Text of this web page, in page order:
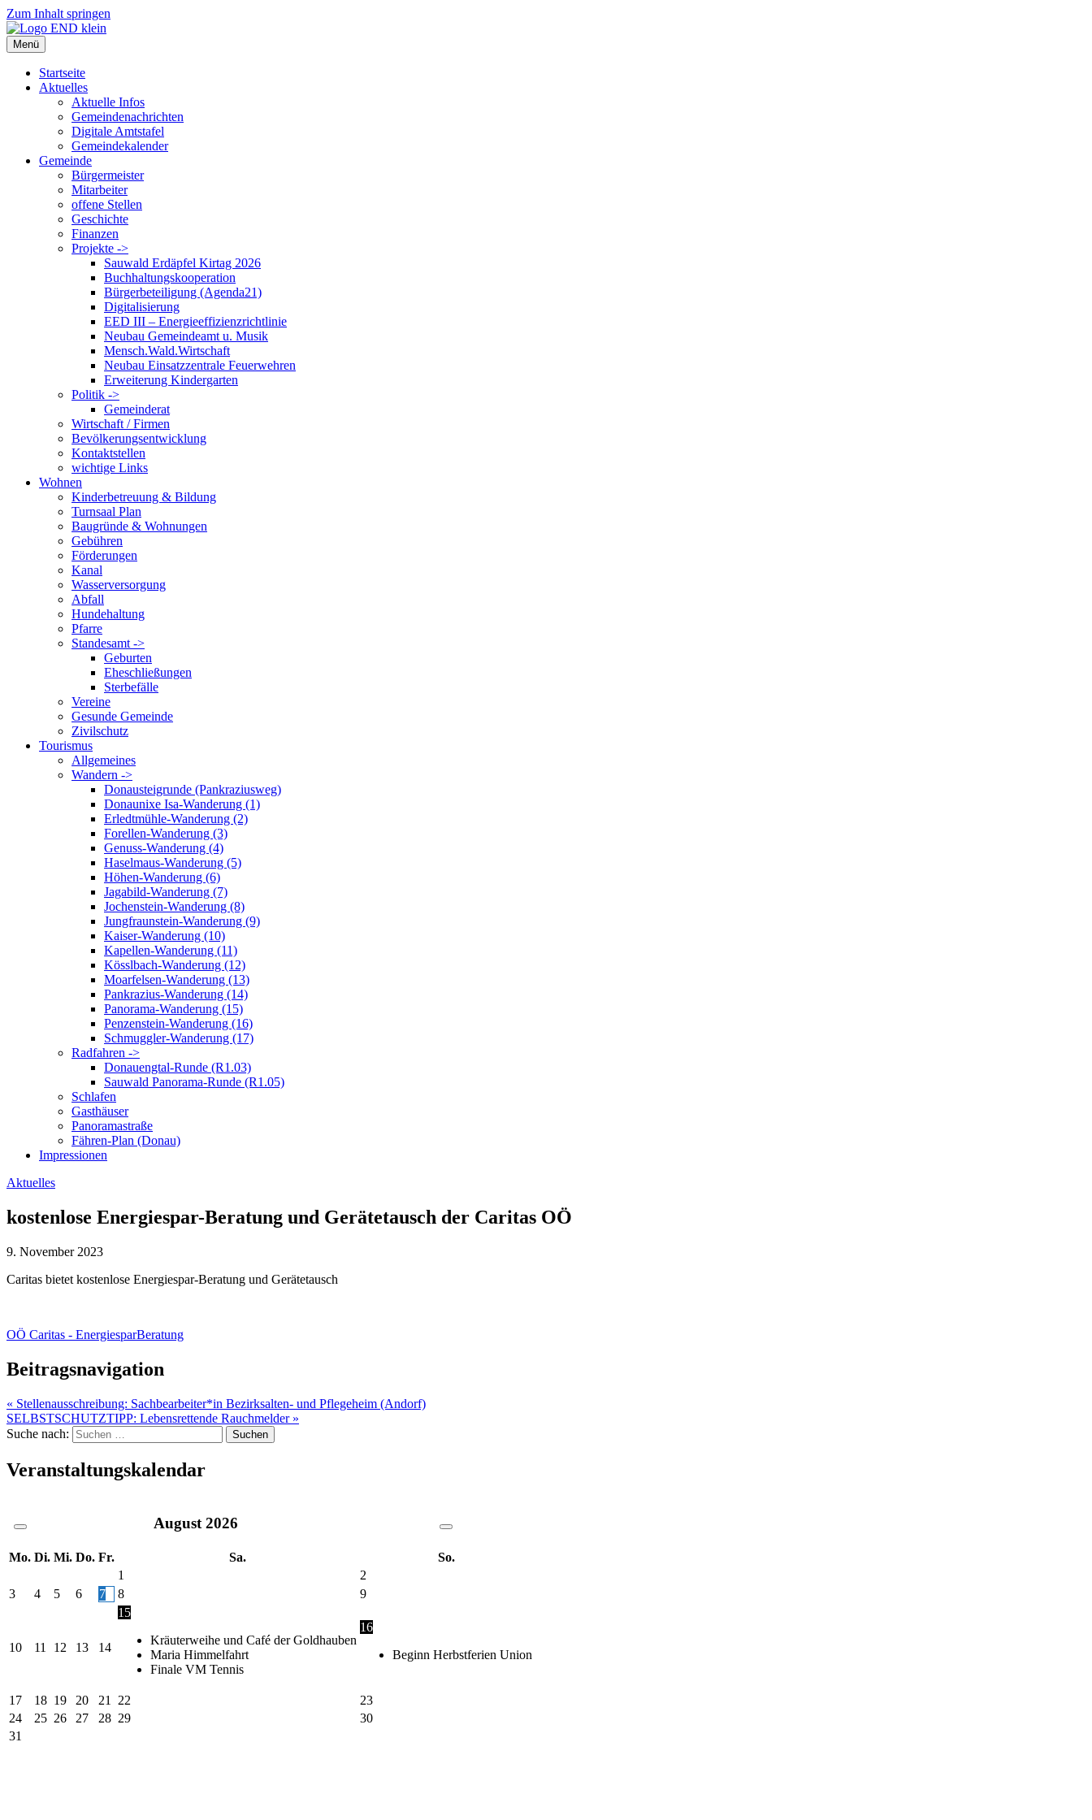
Zum Inhalt springen
Menü
Startseite
Aktuelles
Aktuelle Infos
Gemeindenachrichten
Digitale Amtstafel
Gemeindekalender
Gemeinde
Bürgermeister
Mitarbeiter
offene Stellen
Geschichte
Finanzen
Projekte ->
Sauwald Erdäpfel Kirtag 2026
Buchhaltungskooperation
Bürgerbeteiligung (Agenda21)
Digitalisierung
EED III – Energieeffizienzrichtlinie
Neubau Gemeindeamt u. Musik
Mensch.Wald.Wirtschaft
Neubau Einsatzzentrale Feuerwehren
Erweiterung Kindergarten
Politik ->
Gemeinderat
Wirtschaft / Firmen
Bevölkerungsentwicklung
Kontaktstellen
wichtige Links
Wohnen
Kinderbetreuung & Bildung
Turnsaal Plan
Baugründe & Wohnungen
Gebühren
Förderungen
Kanal
Wasserversorgung
Abfall
Hundehaltung
Pfarre
Standesamt ->
Geburten
Eheschließungen
Sterbefälle
Vereine
Gesunde Gemeinde
Zivilschutz
Tourismus
Allgemeines
Wandern ->
Donausteigrunde (Pankraziusweg)
Donaunixe Isa-Wanderung (1)
Erledtmühle-Wanderung (2)
Forellen-Wanderung (3)
Genuss-Wanderung (4)
Haselmaus-Wanderung (5)
Höhen-Wanderung (6)
Jagabild-Wanderung (7)
Jochenstein-Wanderung (8)
Jungfraunstein-Wanderung (9)
Kaiser-Wanderung (10)
Kapellen-Wanderung (11)
Kösslbach-Wanderung (12)
Moarfelsen-Wanderung (13)
Pankrazius-Wanderung (14)
Panorama-Wanderung (15)
Penzenstein-Wanderung (16)
Schmuggler-Wanderung (17)
Radfahren ->
Donauengtal-Runde (R1.03)
Sauwald Panorama-Runde (R1.05)
Schlafen
Gasthäuser
Panoramastraße
Fähren-Plan (Donau)
Impressionen
Aktuelles
kostenlose Energiespar-Beratung und Gerätetausch der Caritas OÖ
9. November 2023
Caritas bietet kostenlose Energiespar-Beratung und Gerätetausch
OÖ Caritas - EnergiesparBeratung
Beitragsnavigation
« Stellenausschreibung: Sachbearbeiter*in Bezirksalten- und Pflegeheim (Andorf)
SELBSTSCHUTZTIPP: Lebensrettende Rauchmelder »
Suche nach:
Veranstaltungskalendar
August 2026
Mo. Di. Mi. Do. Fr. Sa.
So.
1
2
3
4 5 6 7 8 9
10 11 12 13 14
15
Kräuterweihe und Café der Goldhauben
Maria Himmelfahrt
Finale VM Tennis
16
Beginn Herbstferien Union
17 18 19 20 21 22
23
24
25 26 27 28 29
30
31